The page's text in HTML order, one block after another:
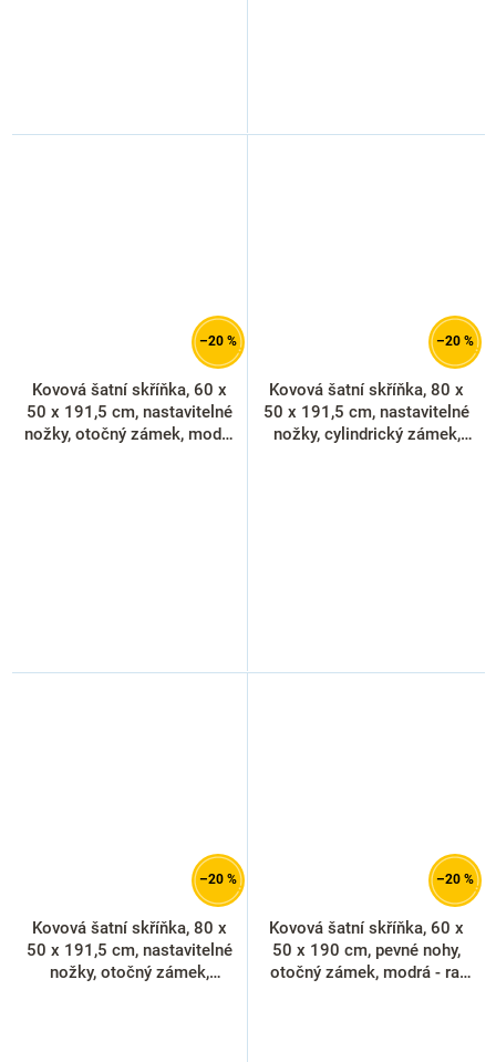
–20 %
Kovová šatní skříňka, 60 x
50 x 191,5 cm, nastavitelné
nožky, otočný zámek, modrá
–20 %
Kovová šatní skříňka, 80 x
50 x 191,5 cm, nastavitelné
nožky, cylindrický zámek,
–20 %
Kovová šatní skříňka, 80 x
50 x 191,5 cm, nastavitelné
nožky, otočný zámek,
–20 %
Kovová šatní skříňka, 60 x
50 x 190 cm, pevné nohy,
otočný zámek, modrá - ral